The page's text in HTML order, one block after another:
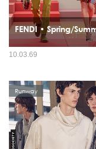
FENDI • Spring/
ผู้ชายของ FENDI ไม่ได้หนีค
10.03.69
Runway